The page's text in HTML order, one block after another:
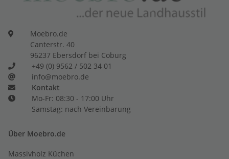
Moebro.de
Canterstr. 40
96237 Ebersdorf bei Coburg
+49 (0) 9562 / 502 34 01
info@moebro.de
Kontakt
Mo-Fr: 08:30 - 17:00 Uhr
Samstag: nach Vereinbarung
Über Moebro.de
Massivholz Küchen